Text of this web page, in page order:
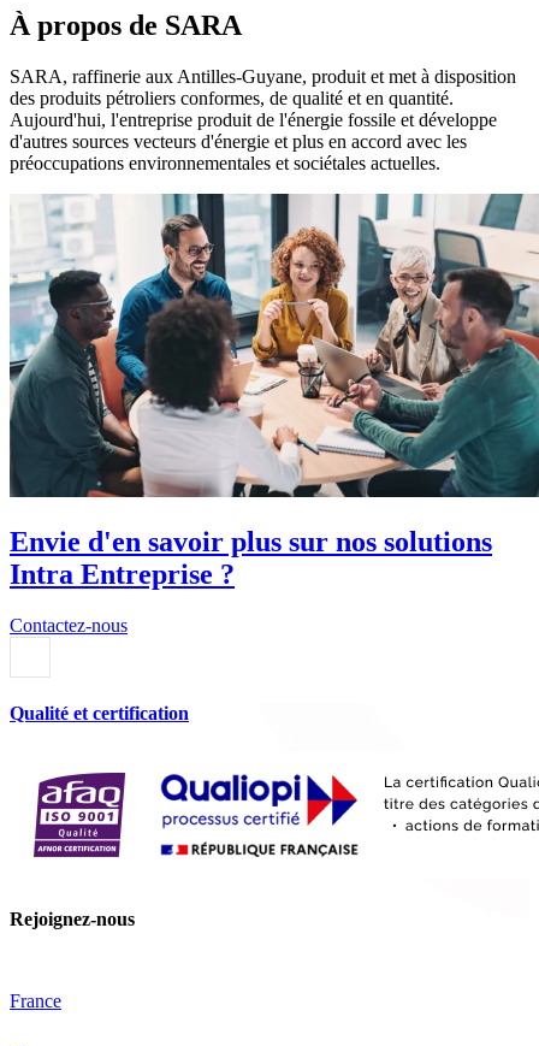
À propos de SARA
SARA, raffinerie aux Antilles-Guyane, produit et met à disposition
des produits pétroliers conformes, de qualité et en quantité.
Aujourd'hui, l'entreprise produit de l'énergie fossile et développe
d'autres sources vecteurs d'énergie et plus en accord avec les
préoccupations environnementales et sociétales actuelles.
Envie d'en savoir plus sur nos solutions
Intra Entreprise ?
Contactez-nous
Qualité et certification
Rejoignez-nous
France